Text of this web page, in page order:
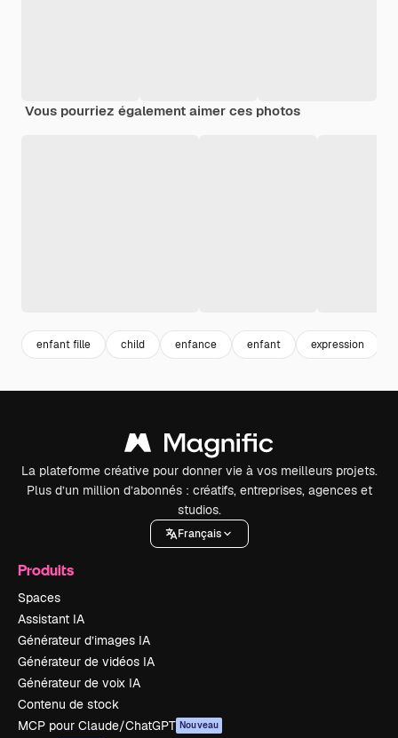
Vous pourriez également aimer ces photos
enfant fille child enfance enfant expression
La plateforme créative pour donner vie à vos meilleurs projets.
Plus d’un million d’abonnés : créatifs, entreprises, agences et
studios.
Français
Produits
Spaces
Assistant IA
Générateur d’images IA
Générateur de vidéos IA
Générateur de voix IA
Contenu de stock
MCP pour Claude/ChatGPT Nouveau